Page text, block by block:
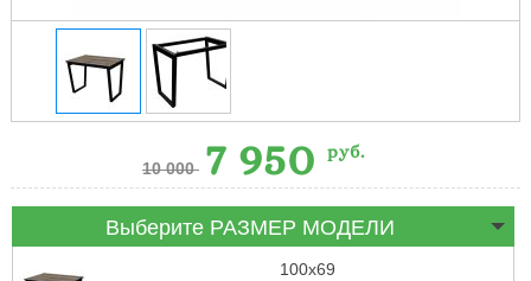
10 000 7 950 руб.
Выберите РАЗМЕР МОДЕЛИ
100х69